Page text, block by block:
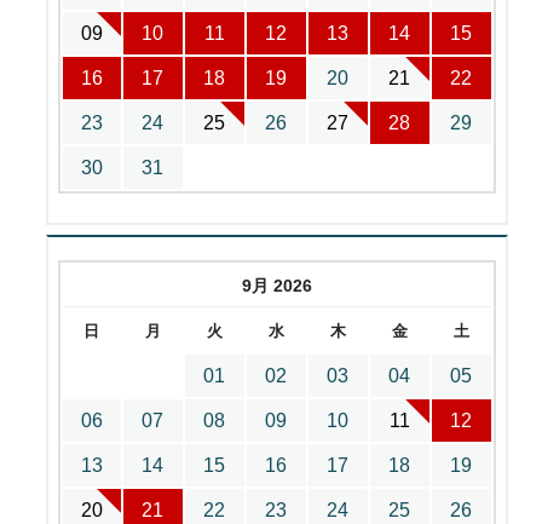
09 10 11 12 13 14 15
16 17 18 19 20 21 22
23 24 25 26 27 28 29
30 31
9月 2026
日 月 火 水 木 金 土
01 02 03 04 05
06 07 08 09 10 11 12
13 14 15 16 17 18 19
20 21 22 23 24 25 26